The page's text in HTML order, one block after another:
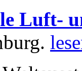
Luft-